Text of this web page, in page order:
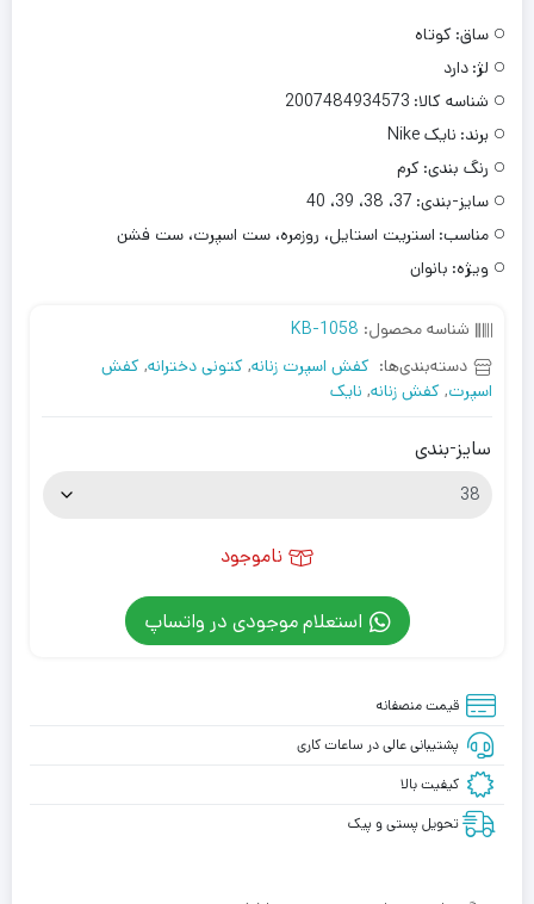
ساق: کوتاه
لژ: دارد
شناسه کالا: 2007484934573
برند: نایک Nike
رنگ بندی: کرم
سایز-بندی: 37، 38، 39، 40
مناسب: استریت استایل، روزمره، ست اسپرت، ست فشن
ویژه: بانوان
شناسه محصول: KB-1058
دسته‌بندی‌ها: کفش اسپرت زنانه, کتونی دخترانه, کفش
اسپرت, کفش زنانه, نایک
سایز-بندی
ناموجود
استعلام موجودی در واتساپ
قیمت منصفانه
پشتیبانی عالی در ساعات کاری
کیفیت بالا
تحویل پستی و پیک